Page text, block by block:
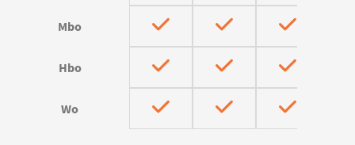
Mbo
Hbo
Wo